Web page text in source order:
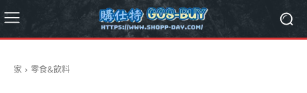
家 零食&飲料